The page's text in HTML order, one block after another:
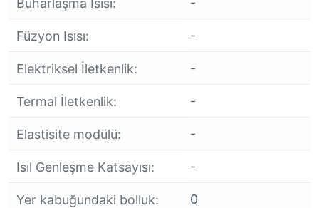
Buharlaşma Isısı:
Füzyon Isısı: -
Elektriksel İletkenlik: -
Termal İletkenlik: -
Elastisite modülü: -
Isıl Genleşme Katsayısı: -
Yer kabuğundaki bolluk: 0